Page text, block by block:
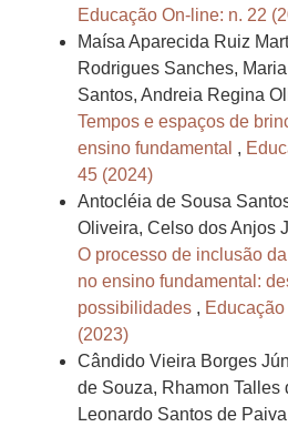
Educação On-line: n. 22
Maísa Aparecida Ruiz
Rodrigues Sanches,
Santos, Andreia Regina
Tempos e espaços de
ensino fundamental ,
45 (2024)
Antocléia de Sousa
Oliveira, Celso dos Anjos
O processo de inclusão
no ensino fundamental:
possibilidades ,
(2023)
Cândido Vieira Borges
de Souza, Rhamon Talles
Leonardo Santos de